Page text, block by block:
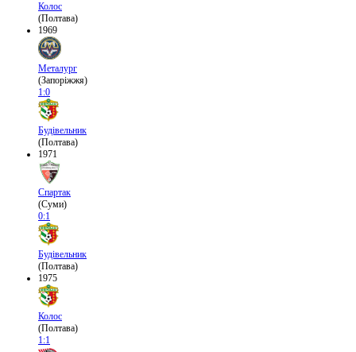
Колос
(Полтава)
1969
Металург
(Запоріжжя)
1:0
Будівельник
(Полтава)
1971
Спартак
(Суми)
0:1
Будівельник
(Полтава)
1975
Колос
(Полтава)
1:1